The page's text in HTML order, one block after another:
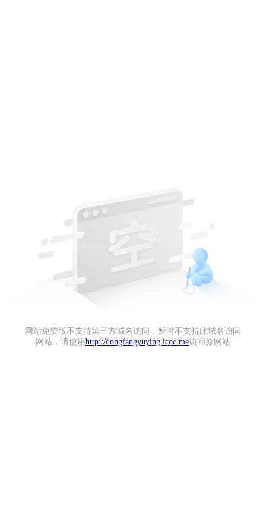
网站免费版不支持第三方域名访问，暂时不支持此域名访问
网站，请使用 http://dongfangyuying.icoc.me访问原网站